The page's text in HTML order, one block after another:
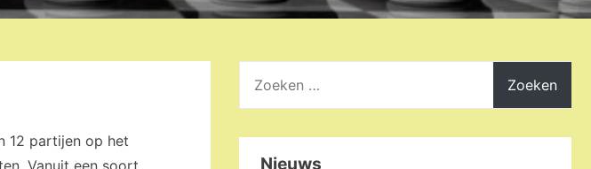
12 partijen op het
Vanuit een soort
naar:
Nieuws